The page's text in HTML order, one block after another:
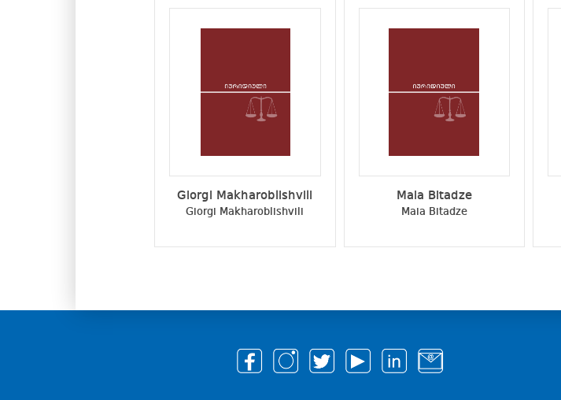
Giorgi Makharoblishvili
Giorgi Makharoblishvili
Maia Bitadze
Maia Bitadze